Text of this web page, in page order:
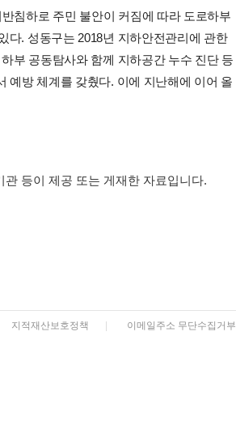
침하로 주민 불안이 커짐에 따라 도로하부
다. 성동구는 2018년 지하안전관리에 관한
부 공동탐사와 함께 지하공간 누수 진단 등
예방 체계를 갖췄다. 이에 지난해에 이어 올
등이 제공 또는 게재한 자료입니다.
지적재산보호정책 | 이메일주소 무단수집거부